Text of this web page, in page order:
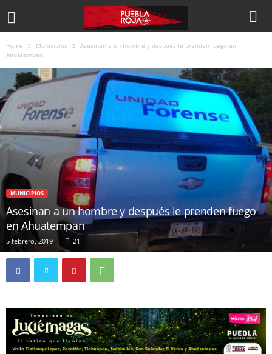
Home Municipios
Asesinan a un hombre y después le prenden fuego en
Ahuatempan
MUNICIPIOS
Asesinan a un hombre y después le prenden fuego
en Ahuatempan
5 febrero, 2019 21